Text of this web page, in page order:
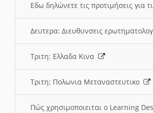
Εδω δηλώνετε τις προτιμήσεις για
Δευτερα: Διευθυνσεις
Τριτη: Ελλαδα Κινα
Τριτη: Πολωνια Μεταναστευτικο
Πώς χρησιμοποιειται ο Learning